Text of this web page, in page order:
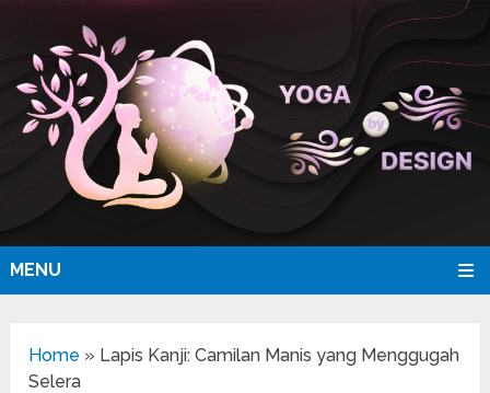
MENU
Home » Lapis Kanji: Camilan Manis yang Menggugah
Selera